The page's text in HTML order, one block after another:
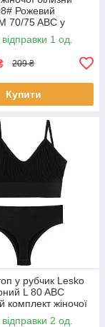
Рожевий
70/75 ABC у
та топ 1 шт.
1 од.
209 ₴
Купити
у рубчик Lesko
L 80 ABC
комплект жіночої
2 од.